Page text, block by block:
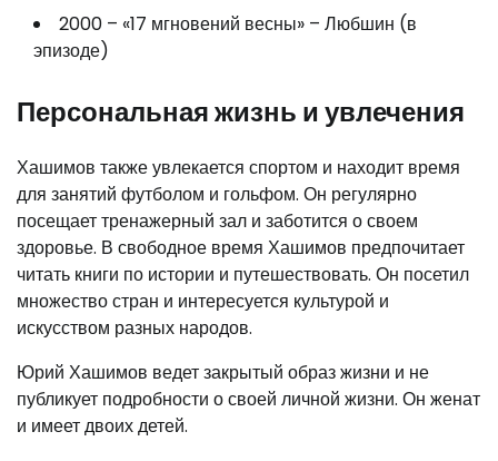
2000 – «17 мгновений весны» – Любшин (в
эпизоде)
Персональная жизнь и увлечения
Хашимов также увлекается спортом и находит время
для занятий футболом и гольфом. Он регулярно
посещает тренажерный зал и заботится о своем
здоровье. В свободное время Хашимов предпочитает
читать книги по истории и путешествовать. Он посетил
множество стран и интересуется культурой и
искусством разных народов.
Юрий Хашимов ведет закрытый образ жизни и не
публикует подробности о своей личной жизни. Он женат
и имеет двоих детей.